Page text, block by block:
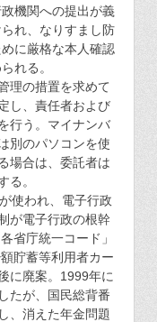
機関への提出が義
れ、なりすまし防
めに厳格な本人確認
れる。
理の措置を求めて
し、責任者および
行う。マイナンバ
別のパソコンを使
場合は、委託者は
る。
使われ、電子行政
が電子行政の根幹
省庁統一コード」
貯蓄等利用者カー
に廃案。1999年に
たが、国民総背番
、消えた年金問題